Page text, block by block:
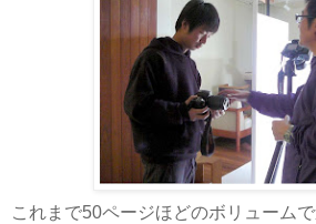
これまで50ページほどのボリューム